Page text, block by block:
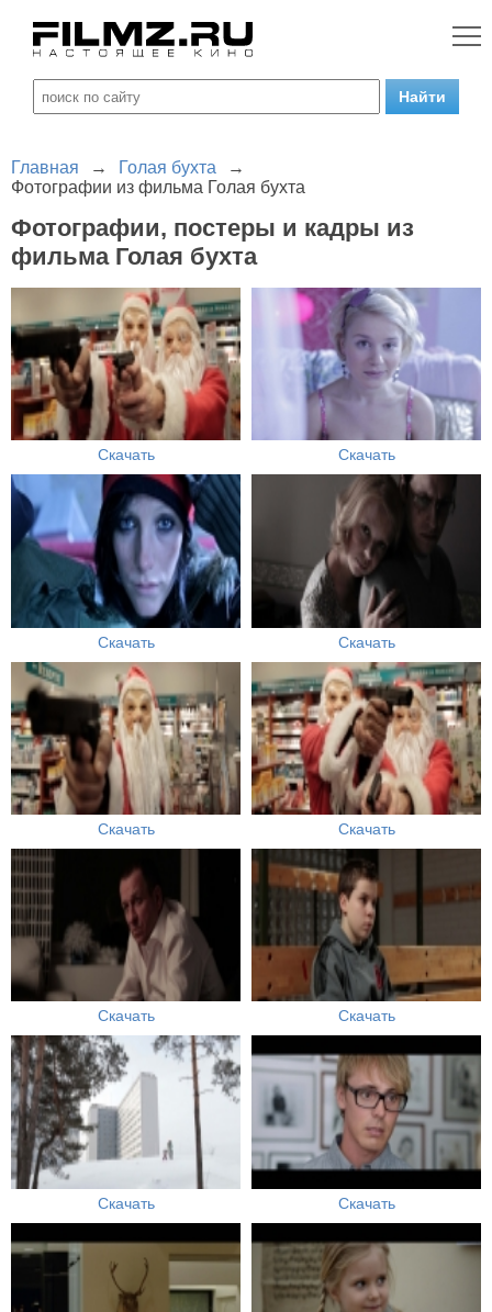
Главная → Голая бухта
→
Фотографии из фильма Голая бухта
Фотографии, постеры и кадры из
фильма Голая бухта
Скачать Скачать
Скачать Скачать
Скачать Скачать
Скачать Скачать
Скачать Скачать